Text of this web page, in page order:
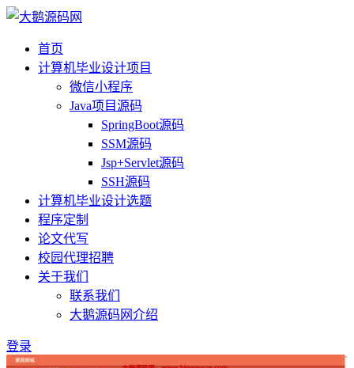
首页
计算机毕业设计项目
微信小程序
Java项目源码
SpringBoot源码
SSM源码
Jsp+Servlet源码
SSH源码
计算机毕业设计选题
程序定制
论文代写
校园代理招聘
关于我们
联系我们
大鹅源码网介绍
登录